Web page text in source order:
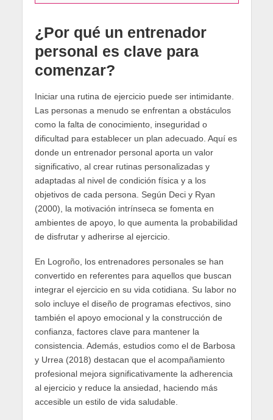
¿Por qué un entrenador
personal es clave para
comenzar?
Iniciar una rutina de ejercicio puede ser intimidante.
Las personas a menudo se enfrentan a obstáculos
como la falta de conocimiento, inseguridad o
dificultad para establecer un plan adecuado. Aquí es
donde un entrenador personal aporta un valor
significativo, al crear rutinas personalizadas y
adaptadas al nivel de condición física y a los
objetivos de cada persona. Según Deci y Ryan
(2000), la motivación intrínseca se fomenta en
ambientes de apoyo, lo que aumenta la probabilidad
de disfrutar y adherirse al ejercicio.
En Logroño, los entrenadores personales se han
convertido en referentes para aquellos que buscan
integrar el ejercicio en su vida cotidiana. Su labor no
solo incluye el diseño de programas efectivos, sino
también el apoyo emocional y la construcción de
confianza, factores clave para mantener la
consistencia. Además, estudios como el de Barbosa
y Urrea (2018) destacan que el acompañamiento
profesional mejora significativamente la adherencia
al ejercicio y reduce la ansiedad, haciendo más
accesible un estilo de vida saludable.